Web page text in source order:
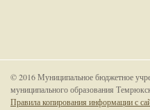
© 2016 Муниципальное бюджетное
муниципального образования
Правила копирования информации с